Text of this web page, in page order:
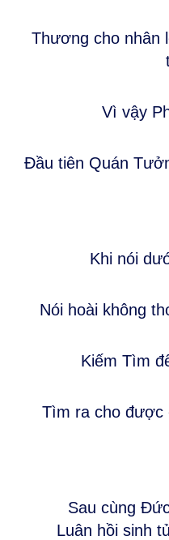
Thương cho nhân
Vì vậy
Đầu tiên Quán
Khi nói
Nói hoài không
Kiếm Tìm
Tìm ra cho được
Sau cùng
Luân hồi sinh